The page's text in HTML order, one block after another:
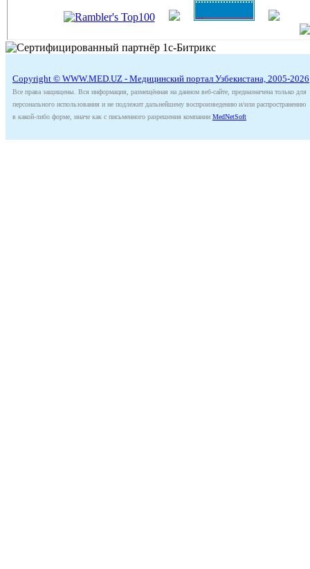
Copyright © WWW.MED.UZ - Медицинский портал Узбекистана, 2005-2026
Все права защищены. Вся информация, размещённая на данном веб-сайте, предназначена только для
персонального использования и не подлежит дальнейшему воспроизведению и/или распространению
в какой-либо форме, иначе как с письменного разрешения компании MedNetSoft